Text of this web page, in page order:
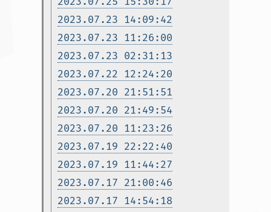
2023.07.23 14:09:42
2023.07.23 11:26:00
2023.07.23 02:31:13
2023.07.22 12:24:20
2023.07.20 21:51:51
2023.07.20 21:49:54
2023.07.20 11:23:26
2023.07.19 22:22:40
2023.07.19 11:44:27
2023.07.17 21:00:46
2023.07.17 14:54:18